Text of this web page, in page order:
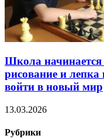
Школа
рисование и
войти в новый мир
13.03.2026
Рубрики